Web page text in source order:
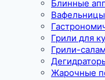
Блинные
Вафельницы
Грили для
Грили-
Жарочные